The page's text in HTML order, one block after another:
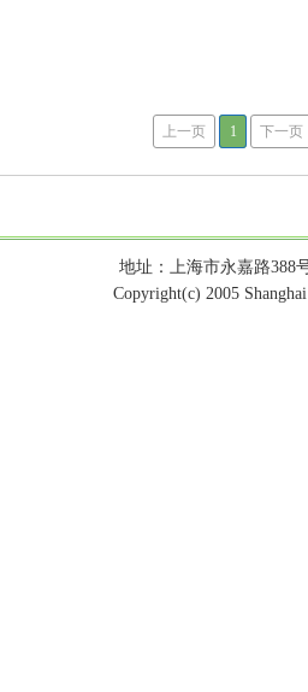
上一页 1 下一页
地址：上海市永嘉路388
Copyright(c) 2005